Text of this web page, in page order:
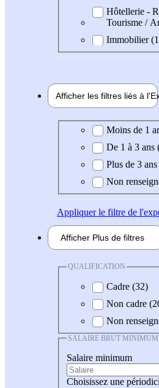
Hôtellerie -
Tourisme /
Immobilier
Afficher les filtres liés à l'
Expérience demandée
Moins de 1
De 1 à 3 ans
Plus de 3
Non
Appliquerle filtre de
Afficher Plus de filtres
QUALIFICATION
Cadre (32)
Non cadre
Non
SALAIRE BRUT MINIMUM
Salaire minimum
Choisissez une